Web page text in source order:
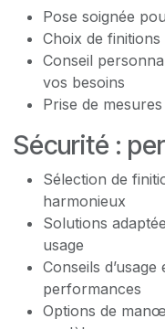
Pose soignée
Choix de
Conseil
vos besoins
Prise de
Sécurité :
Sélection de
harmonieux
Solutions
usage
Conseils
performances
Options de